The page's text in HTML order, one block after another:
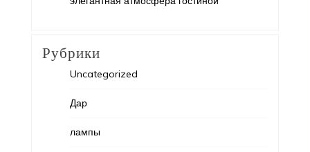
Рубрики
Uncategorized
Дар
лампы